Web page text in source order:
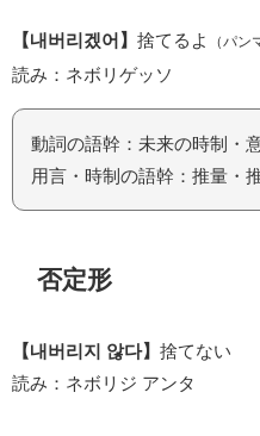
【내버리겠어】 捨てるよ （パン
読み：ネボリゲッソ
動詞の語幹：未来の時制・
用言・時制の語幹：推量・
否定形
【내버리지 않다】 捨てない
読み：ネボリジ アンタ